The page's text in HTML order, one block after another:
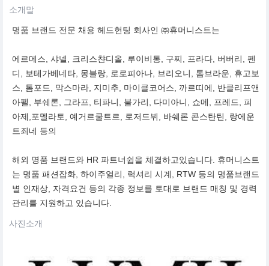
소개말
명품 브랜드 전문 채용 헤드헌팅 회사인 ㈜휴머니스트는
에르메스, 샤넬, 크리스챤디올, 루이비통, 구찌, 프라다, 버버리, 펜
디, 보테가베네타, 몽블랑, 로로피아나, 브리오니, 톰브라운, 휴고보
스, 톰포드, 막스마라, 지미추, 마이클코어스, 까르띠에, 반클리프앤
아펠, 부쉐론, 그라프, 티파니, 불가리, 다미아니, 쇼메, 프레드, 피
아제,포멜라토, 예거르쿨트르, 로저드뷔, 바쉐론 콘스탄틴, 랑에운
트죄네 등의
해외 명품 브랜드와 HR 파트너쉽을 체결하고있습니다. 휴머니스트
는 명품 패션잡화, 하이주얼리, 럭셔리 시계, RTW 등의 명품브랜드
별 인재상, 자격요건 등의 각종 정보를 토대로 브랜드 매칭 및 경력
관리를 지원하고 있습니다.
사진소개